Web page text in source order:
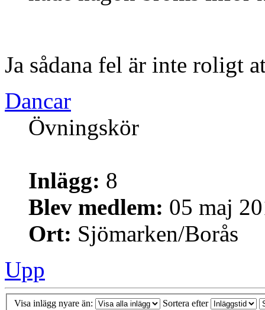
Ja sådana fel är inte roligt
Dancar
Övningskör
Inlägg: 8
Blev medlem: 05 maj
Ort: Sjömarken/Borås
Upp
Visa inlägg nyare än: Sortera efter